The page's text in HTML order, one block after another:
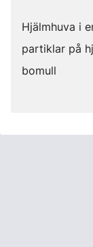
Hjälmhuva i
partiklar på
bomull